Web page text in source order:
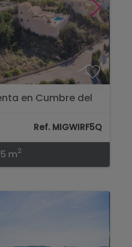
en Cumbre del
Ref. MIGWIRF5Q
m2